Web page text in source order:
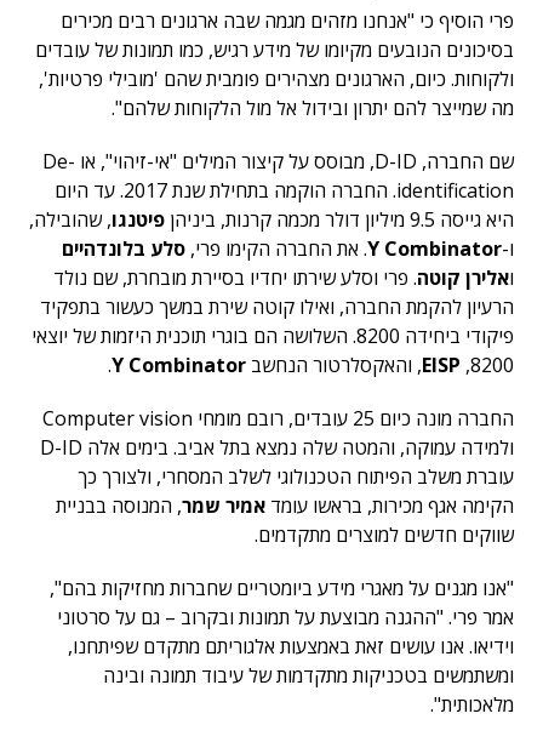
פרי הוסיף כי "אנחנו מזהים מגמה שבה ארגונים רבים מכירים
בסיכונים הנובעים מקיומו של מידע רגיש, כמו תמונות של עובדים
ולקוחות. כיום, הארגונים מצהירים פומבית שהם 'מובילי פרטיות',
מה שמייצר להם יתרון ובידול אל מול הלקוחות שלהם".
שם החברה, D-ID, מבוסס על קיצור המילים "אי-זיהוי", או De-
identification. החברה הוקמה בתחילת שנת 2017. עד היום
היא גייסה 9.5 מיליון דולר מכמה קרנות, ביניהן
פיטנגו, שהובילה,
ו-Y Combinator. את החברה הקימו פרי, סלע בלונדהיים
ואלירן קוטה. פרי וסלע שירתו יחדיו בסיירת מובחרת, שם נולד
הרעיון להקמת החברה, ואילו קוטה שירת במשך כעשור בתפקיד
פיקודי ביחידה 8200. השלושה הם בוגרי תוכנית היזמות של יוצאי
8200,
EISP, והאקסלרטור הנחשב Y Combinator
.
החברה מונה כיום 25 עובדים, רובם מומחי Computer vision
ולמידה עמוקה, והמטה שלה נמצא בתל אביב. בימים אלה D-ID
עוברת משלב הפיתוח הטכנולוגי לשלב המסחרי, ולצורך כך
הקימה אגף מכירות, בראשו עומד אמיר שמר, המנוסה בבניית
שווקים חדשים למוצרים מתקדמים.
"אנו מגנים על מאגרי מידע ביומטריים שחברות מחזיקות בהם",
אמר פרי. "ההגנה מבוצעת על תמונות ובקרוב – גם על סרטוני
וידיאו. אנו עושים זאת באמצעות אלגוריתם מתקדם שפיתחנו,
ומשתמשים בטכניקות מתקדמות של עיבוד תמונה ובינה
מלאכותית".